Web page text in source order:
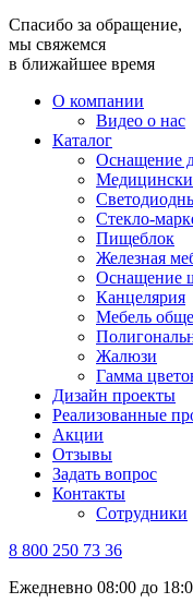
Спасибо за обращение,
мы свяжемся
в ближайшее время
О компании
Видео о нас
Каталог
Оснащение
Стекло-
Пищеблок
Железная
Оснащение
Канцелярия
Мебель
Жалюзи
Гамма
Дизайн проекты
Реализованные
Акции
Отзывы
Задать вопрос
Контакты
Сотрудники
8 800 250 73 36
Ежедневно 08:00 до